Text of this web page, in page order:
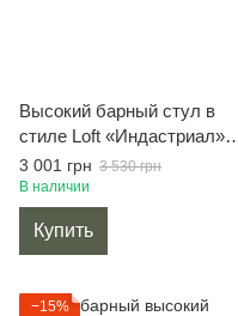
Высокий барный стул в
стиле Loft «Индастриал»
регулируемый 68–88 см,
черный с мягким сиденьем.
3 001 грн 3 530 грн
В наличии
Купить
−15%